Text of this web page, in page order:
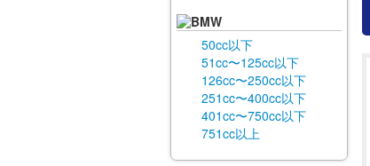
BMW
50cc以下
51cc〜125cc以下
126cc〜250cc以下
251cc〜400cc以下
401cc〜750cc以下
751cc以上